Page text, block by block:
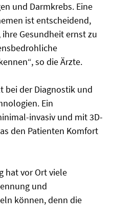
und Darmkrebs. Eine
ist entscheidend,
Gesundheit ernst zu
so die Ärzte.
bei der Diagnostik und
Ein
invasiv und mit 3D-
den Patienten Komfort
hat vor Ort viele
und
können, denn die